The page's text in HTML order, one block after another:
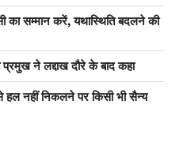
सिंह और तिब्बत मिलिट्री
लिन ने शनिवार को व्यापक
नहीं निकल सका। विदेश
था कि बैठक “सौहार्दपूर्ण और
इस पर सहमत थे कि इस मुद्दे का
को और विकसित करने में मदद
का सम्मान करें, यथास्थिति बदलने की
ने लद्दाख दौरे के बाद कहा
हल नहीं निकलने पर किसी भी सैन्य